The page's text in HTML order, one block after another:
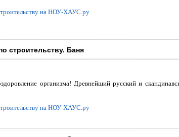
на НОУ-ХАУС.ру
строительству. Баня
организма! Древнейший русский и
на НОУ-ХАУС.ру